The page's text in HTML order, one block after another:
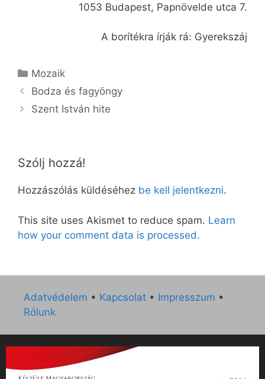
1053 Budapest, Papnövelde utca 7.
A borítékra írják rá: Gyerekszáj
Kategória
Mozaik
Bodza és fagyöngy
Szent István hite
Szólj hozzá!
Hozzászólás küldéséhez be kell jelentkezni.
This site uses Akismet to reduce spam. Learn
how your comment data is processed.
Adatvédelem • Kapcsolat • Impresszum •
Rólunk